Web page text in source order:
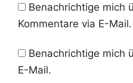
Benachrichtige mich
Kommentare via E-Mail.
Benachrichtige mich
E-Mail.